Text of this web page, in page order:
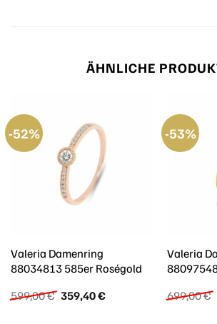
ÄHNLICHE
-52%
Valeria Damenring
88034813 585er Roségold
599,00€ Ursprünglicher
Preis
359,40€Aktueller
-53%
Valeria
699,00€